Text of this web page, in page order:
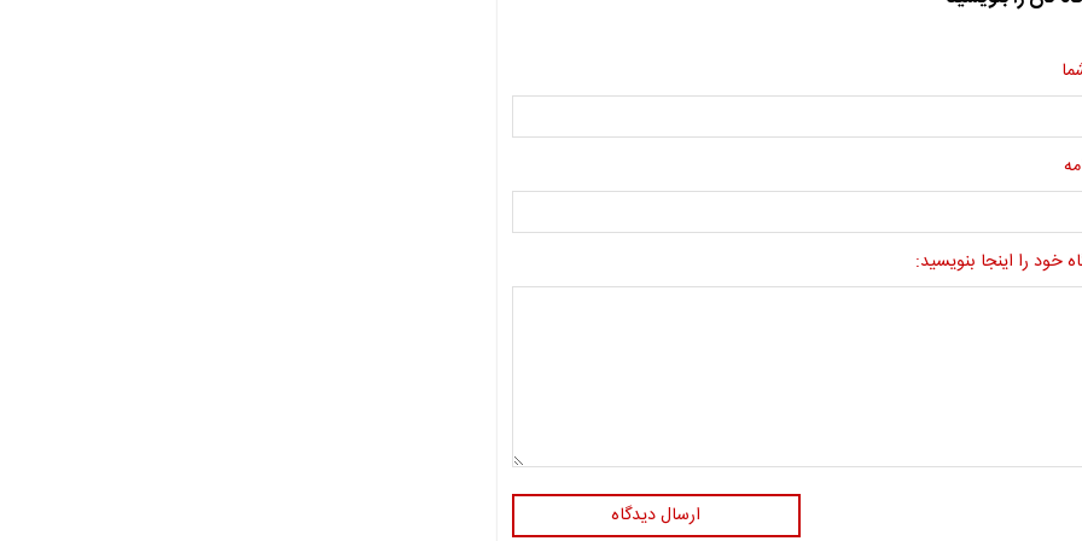
خود را اینجا بنویسید:
ارسال دیدگاه